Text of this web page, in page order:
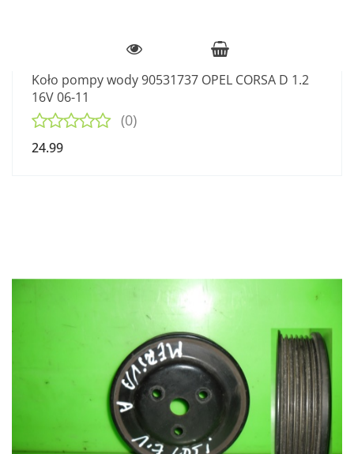
Koło pompy wody 90531737 OPEL CORSA D 1.2
16V 06-11
(0)
24.99